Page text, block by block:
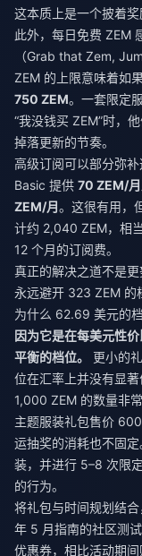
这本质上是一个披着奖
此外，每日免费 ZEM
（Grab that Zem,
ZEM 的上限意味着如
750 ZEM。一套限定
“我没钱买 ZEM”时，
掉落更新的节奏。
高级订阅可以部分弥
Basic 提供 70 ZEM/
ZEM/月。这很有用，
计约 2,040 ZEM，相
12 个月的订阅费。
真正的解决之道不是
永远避开 323 ZEM 的
为什么 62.69 美元的
因为它是在每美元性
平衡的档位。
更小的
位在汇率上并没有显著
1,000 ZEM 的数量非
主题服装礼包售价
运抽奖的消耗也不固
装，并进行 5–8 次限
的行为。
将礼包与时间规划结
年 5 月指南的社区测
优惠券，相比活动期